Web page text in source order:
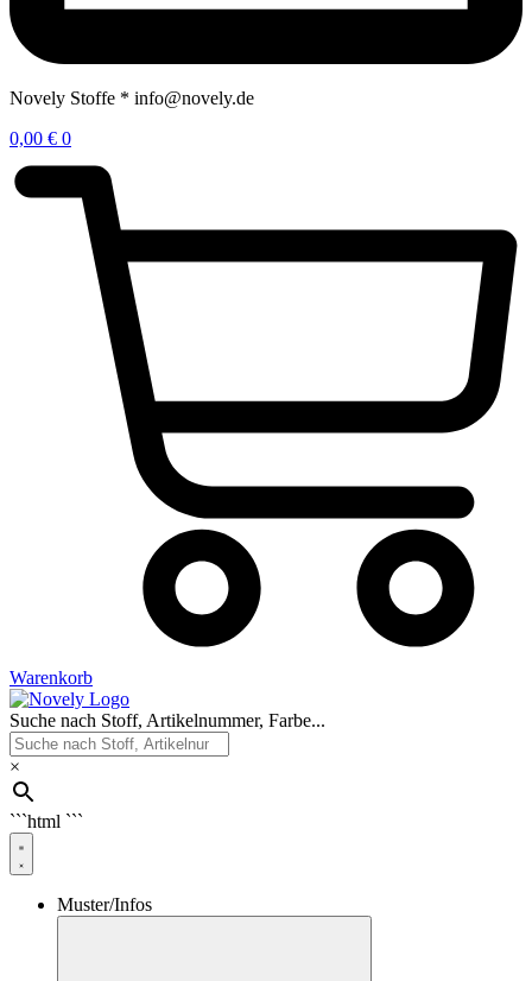
Novely Stoffe * info@novely.de
0,00 € 0
Warenkorb
Suche nach Stoff, Artikelnummer, Farbe...
×
```html ```
Muster/Infos